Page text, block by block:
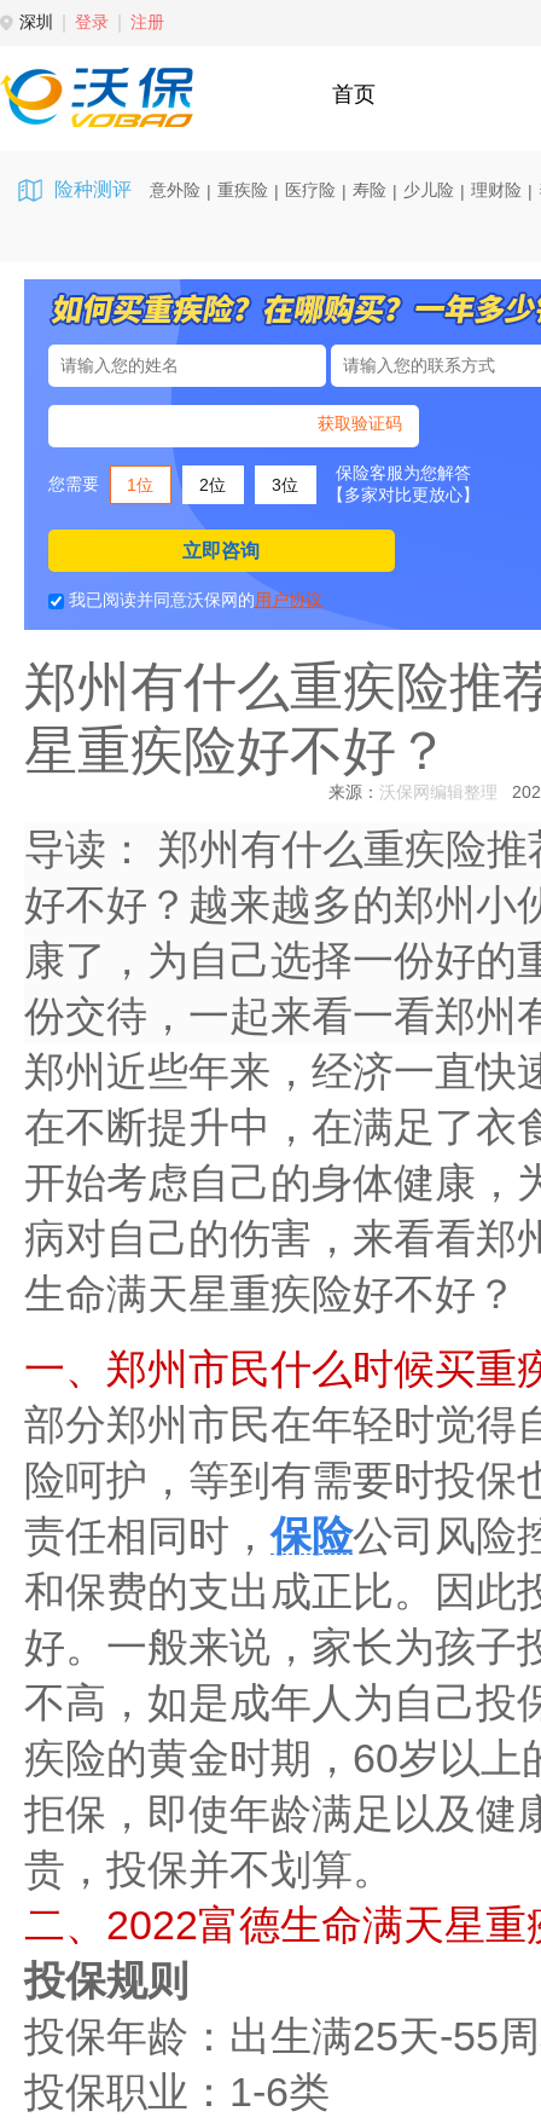
深圳 登录 注册
首页
险种测评 意外险 | 重疾险 | 医疗险 | 寿险 | 少儿险 | 理财险 |
获取验证码
您需要 1位 2位 3位
保险客服为您解答
【多家对比更放心】
立即咨询
我已阅读并同意沃保网的用户协议
郑州有什么重疾险推
星重疾险好不好？
来源： 沃保网编辑整理
导读：
郑州有什么重疾险
好不好？越来越多的郑州小
康了，为自己选择一份好的
份交待，一起来看一看郑州
郑州近些年来，经济一直快
在不断提升中，在满足了衣
开始考虑自己的身体健康，
病对自己的伤害，来看看郑
生命满天星重疾险好不好？
一、郑州市民什么时候买重
部分郑州市民在年轻时觉得
险呵护，等到有需要时投保
责任相同时，保险公司风险
和保费的支出成正比。因此
好。一般来说，家长为孩子
不高，如是成年人为自己投
疾险的黄金时期，60岁以
拒保，即使年龄满足以及健
贵，投保并不划算。
二、2022富德生命满天星重
投保规则
投保年龄：出生满25天-55
投保职业：1-6类